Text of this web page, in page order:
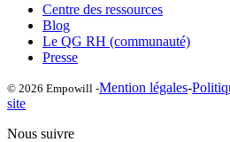
Centre des ressources
Blog
Le QG RH (communauté)
Presse
© 2026 Empowill -Mention légales-
site
Nous suivre